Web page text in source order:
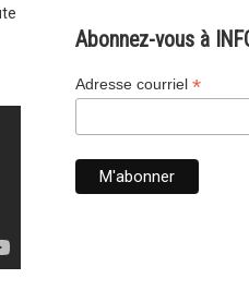
d’INFOSuroit
Abonnez-vous à
Adresse courriel *